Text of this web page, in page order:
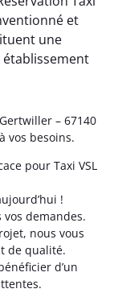
et
une
– 67140
vos besoins.
pour Taxi VSL
!
demandes.
nous vous
de qualité.
d’un